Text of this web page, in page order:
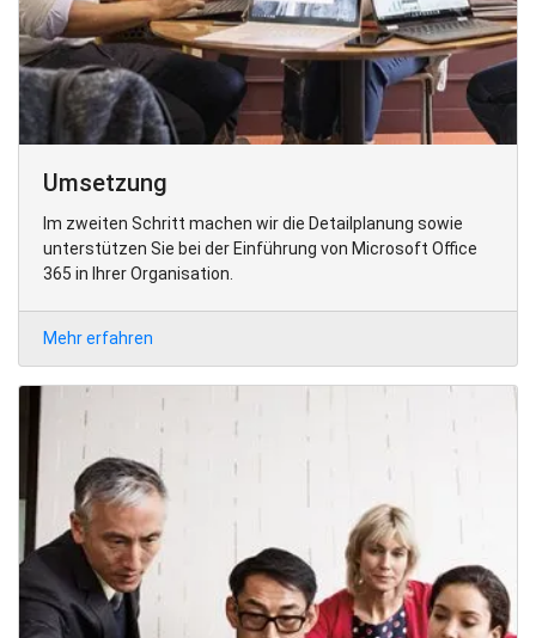
Umsetzung
Im zweiten Schritt machen wir die Detailplanung sowie
unterstützen Sie bei der Einführung von Microsoft Office
365 in Ihrer Organisation.
Mehr erfahren